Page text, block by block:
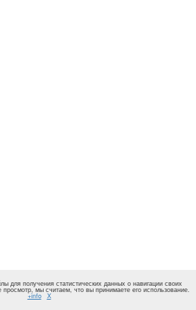
для получения статистических данных о навигации своих
мы считаем, что вы принимаете его использование.
+info X